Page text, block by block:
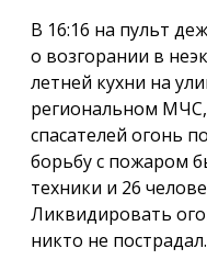
В 16:16 на пульт
о возгорании в
летней кухни на
региональном
спасателей огонь
борьбу с пожаром
техники и 26
Ликвидировать
никто не пострадал.